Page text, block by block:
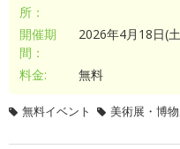
所：
開催期
間：
2026年4月18日(
料金: 無料
無料イベント 美術展・博